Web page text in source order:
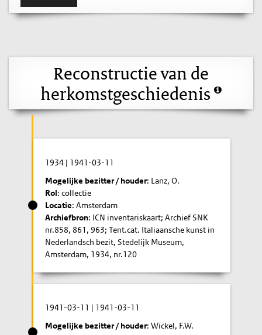
Reconstructie van de
herkomstgeschiedenis
1934 | 1941-03-11
Mogelijke bezitter / houder: Lanz, O.
Rol: collectie
Locatie: Amsterdam
Archiefbron: ICN inventariskaart; Archief SNK
nr.858, 861, 963; Tent.cat. Italiaansche kunst in
Nederlandsch bezit, Stedelijk Museum,
Amsterdam, 1934, nr.120
1941-03-11 | 1941-03-11
Mogelijke bezitter / houder: Wickel, F.W.